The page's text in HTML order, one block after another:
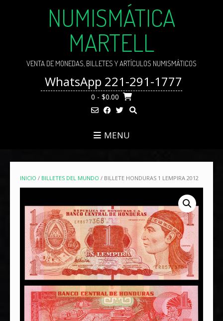
NUMISMÁTICA
MARTELL
VENTA DE MONEDAS, BILLETES Y ARTÍCULOS NUMISMÁTICOS
WhatsApp 221-291-1777
0 - $0.00
MENU
INICIO / BILLETES DEL MUNDO / BILLETE HONDURAS 1 LEMPIRA 2012